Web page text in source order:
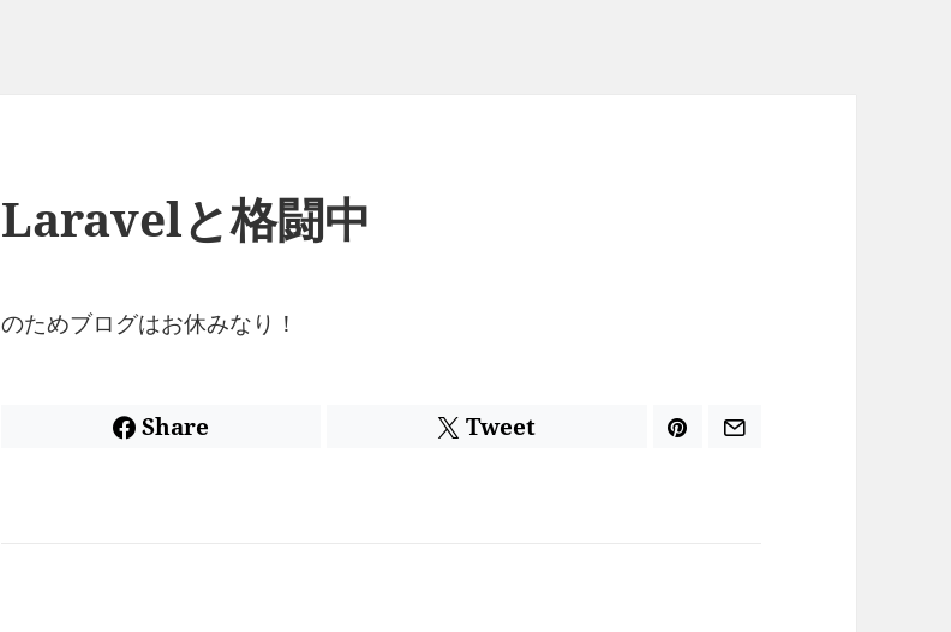
Laravelと格闘中
のためブログはお休みなり！
Share Tweet